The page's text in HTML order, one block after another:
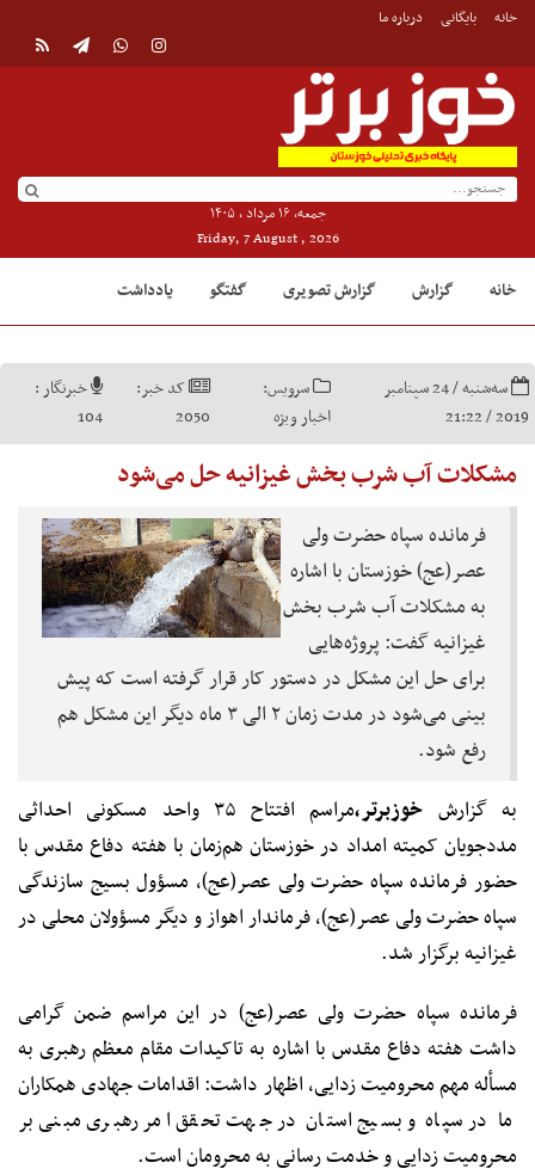
خانه بایگانی درباره ما
جمعه, ۱۶ مرداد , ۱۴۰۵
Friday, 7 August , 2026
خانه گزارش گزارش تصویری گفتگو یادداشت
سه‌شنبه / 24 سپتامبر
2019 / 21:22
سرویس:
اخبار ویژه
کد خبر:
2050
خبرنگار :
104
مشکلات آب شرب بخش غیزانیه حل می‌شود
فرمانده سپاه حضرت ولی
عصر(عج) خوزستان با اشاره
به مشکلات آب شرب بخش
غیزانیه گفت: پروژه‌هایی
برای حل این مشکل در دستور کار قرار گرفته است که پیش
بینی می‌شود در مدت زمان ۲ الی ۳ ماه دیگر این مشکل هم
رفع شود.
به گزارش خوزبرتر،
مراسم افتتاح ۳۵ واحد مسکونی احداثی
مددجویان کمیته امداد در خوزستان هم‌زمان با هفته دفاع مقدس با
حضور فرمانده سپاه حضرت ولی عصر(عج)، مسؤول بسیج سازندگی
سپاه حضرت ولی عصر(عج)، فرماندار اهواز و دیگر مسؤولان محلی در
غیزانیه برگزار شد.
فرمانده سپاه حضرت ولی عصر(عج) در این مراسم ضمن گرامی
داشت هفته دفاع مقدس با اشاره به تاکیدات مقام معظم رهبری به
مسأله مهم محرومیت زدایی، اظهار داشت: اقدامات جهادی همکاران
ما در سپاه و بسیج استان در جهت تحقق امر رهبری مبنی بر
محرومیت زدایی و خدمت رسانی به محرومان است.